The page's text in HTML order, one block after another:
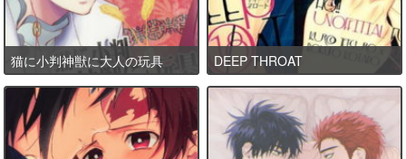
猫に小判神獣に大人の玩具 DEEP THROAT